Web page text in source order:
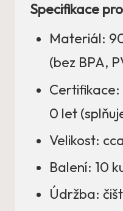
Specifikace
Materiál: 90
(bez BPA,
0 let
Velikost:
Balení: 10
Údržba: